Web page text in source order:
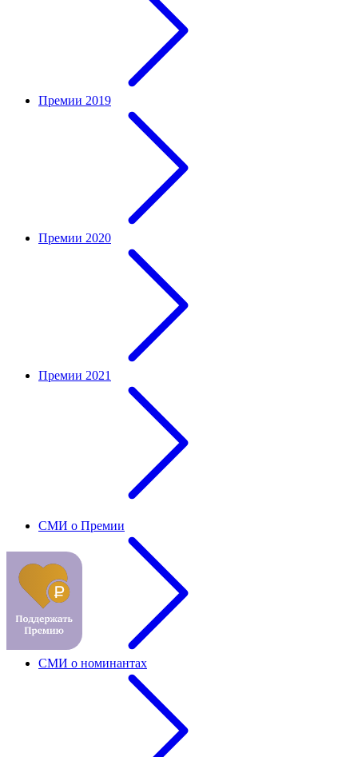
Премии 2019
Премии 2020
Премии 2021
СМИ о Премии
СМИ о номинантах